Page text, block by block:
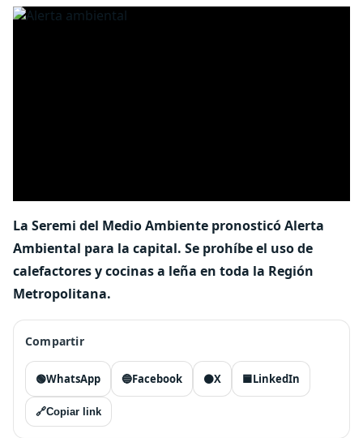
La Seremi del Medio Ambiente pronosticó Alerta
Ambiental para la capital. Se prohíbe el uso de
calefactores y cocinas a leña en toda la Región
Metropolitana.
Compartir
🟢WhatsApp 🔵Facebook ⚫X 🟦LinkedIn
🔗Copiar link